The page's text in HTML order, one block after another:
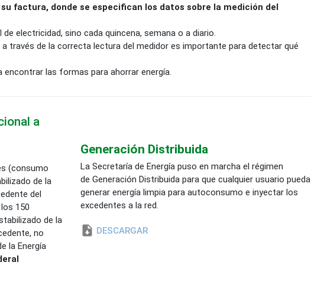
factura, donde se especifican los datos sobre la medición del
electricidad, sino cada quincena, semana o a diario.
través de la correcta lectura del medidor es importante para detectar qué
las formas para ahorrar energía.
a
(consumo
de la
del
150
de la
no
la Energía
Generación Distribuida
La Secretaría de Energía puso en marcha el régimen
de Generación Distribuida para que cualquier usuario pueda
generar energía limpia para autoconsumo e inyectar los
excedentes a la red.
DESCARGAR